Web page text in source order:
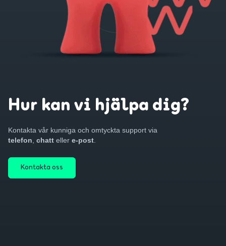
Hur kan vi hjälpa dig?
Kontakta vår kunniga och omtyckta support via
telefon, chatt eller e-post.
Kontakta oss